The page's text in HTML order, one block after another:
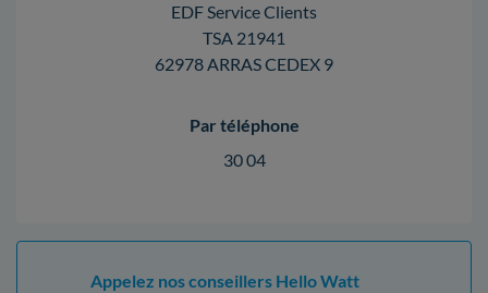
EDF Service Clients
TSA 21941
62978 ARRAS CEDEX 9
Par téléphone
30 04
Appelez nos conseillers Hello Watt